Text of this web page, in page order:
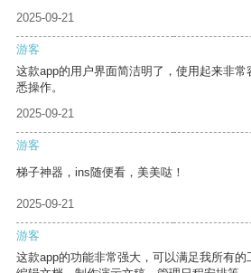
2025-09-21
游客
这款app的用户界面简洁明了，使用起来非
悉操作。
2025-09-21
游客
梯子神器，ins随便看，美美哒！
2025-09-21
游客
这款app的功能非常强大，可以满足我所有